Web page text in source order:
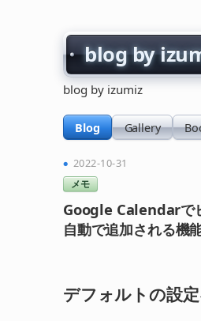
blog by
blog by izumiz
Blog Gallery
2022-10-31
メモ
Google Calendarで
自動で追加される機
デフォルトの設